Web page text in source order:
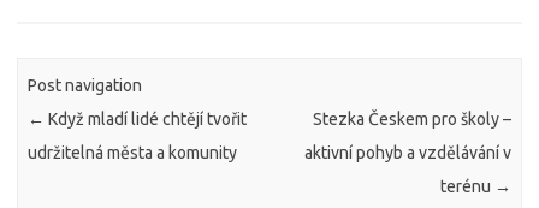
Post navigation
← Když mladí lidé chtějí tvořit
udržitelná města a komunity
Stezka Českem pro školy –
aktivní pohyb a vzdělávání v
terénu →